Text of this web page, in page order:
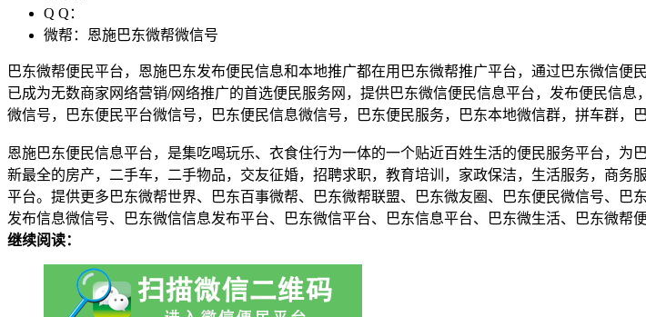
Q Q：
微帮：恩施巴东微帮微信号
巴东微帮便民平台，恩施巴东发布便民信息和本地推广都在用巴东微帮推广平台，通过巴东微信
已成为无数商家网络营销/网络推广的首选便民服务网，提供巴东微信便民信息平台，发布便民信
微信号，巴东便民平台微信号，巴东便民信息微信号，巴东便民服务，巴东本地微信群，拼车群，
恩施巴东便民信息平台，是集吃喝玩乐、衣食住行为一体的一个贴近百姓生活的便民服务平台，
新最全的房产，二手车，二手物品，交友征婚，招聘求职，教育培训，家政保洁，生活服务，商
平台。提供更多巴东微帮世界、巴东百事微帮、巴东微帮联盟、巴东微友圈、巴东便民微信号、
发布信息微信号、巴东微信信息发布平台、巴东微信平台、巴东信息平台、巴东微生活、巴东微帮
继续阅读：